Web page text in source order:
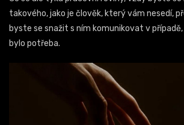
takového, jako je člověk, který vám nesedí,
byste se snažit s ním komunikovat v
bylo potřeba.